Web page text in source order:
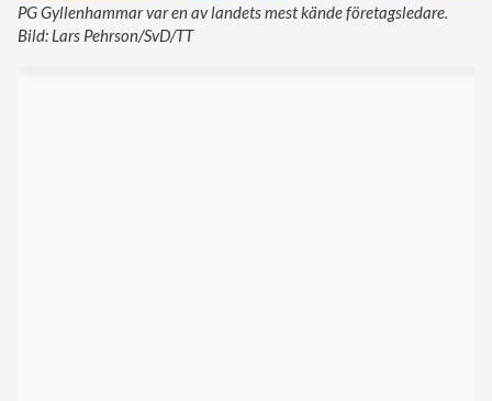
PG Gyllenhammar var en av landets mest kände företagsledare.
Bild: Lars Pehrson/SvD/TT